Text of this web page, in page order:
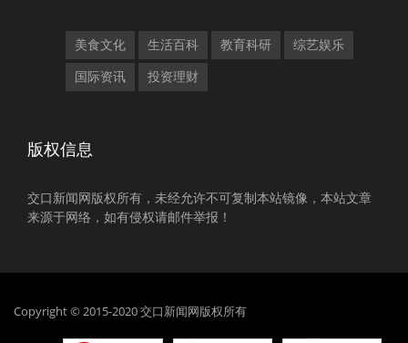
美食文化 生活百科 教育科研 综艺娱乐
国际资讯 投资理财
版权信息
交口新闻网版权所有，未经允许不可复制本站镜像，本站文章
来源于网络，如有侵权请邮件举报！
Copyright © 2015-2020 交口新闻网版权所有